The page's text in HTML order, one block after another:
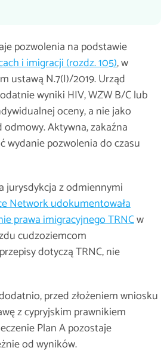
pozwolenia na podstawie
i imigracji (rozdz. 105), w
ustawą N.7(I)/2019. Urząd
wyniki HIV, WZW B/C lub
oceny, a nie jako
Aktywna, zakaźna
wydanie pozwolenia do czasu
jurysdykcja z odmiennymi
Network udokumentowała
prawa imigracyjnego TRNCw
cudzoziemcom
dotyczą TRNC, nie
przed złożeniem wniosku
z cypryjskim prawnikiem
Plan A pozostaje
od wyników.